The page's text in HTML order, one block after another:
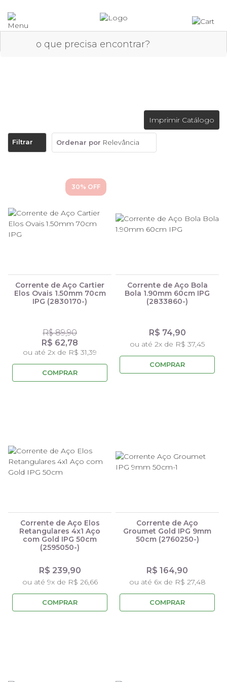
Imprimir Catálogo
Filtrar Ordenar por Relevância
30% OFF
Corrente de Aço Cartier
Elos Ovais 1.50mm 70cm
IPG (2830170-)
R$ 89,90
R$ 62,78
ou até 2x de R$ 31,39
COMPRAR
Corrente de Aço Bola
Bola 1.90mm 60cm IPG
(2833860-)
R$ 74,90
ou até 2x de R$ 37,45
COMPRAR
Corrente de Aço Elos
Retangulares 4x1 Aço
com Gold IPG 50cm
(2595050-)
R$ 239,90
ou até 9x de R$ 26,66
COMPRAR
Corrente de Aço
Groumet Gold IPG 9mm
50cm (2760250-)
R$ 164,90
ou até 6x de R$ 27,48
COMPRAR